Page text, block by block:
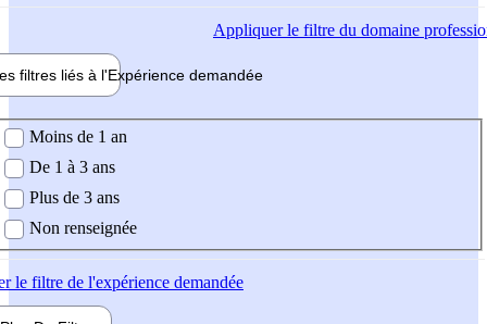
Appliquerle filtre du domaine
filtres liés à l'Expérience demandée
demandée
Moins de 1 an
De 1 à 3 ans
Plus de 3 ans
Non renseignée
le filtre de l'expérience demandée